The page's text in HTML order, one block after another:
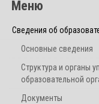
Меню
Сведения об
Основные сведения
Структура и органы
образовательной
Документы